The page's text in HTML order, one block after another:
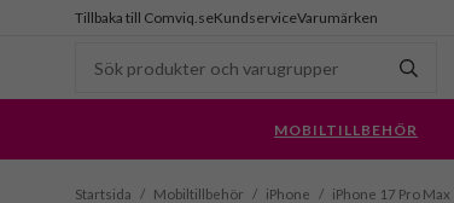
Tillbaka till Comviq.seKundserviceVarumärken
MOBILTILLBEHÖR
Startsida / Mobiltillbehör / iPhone / iPhone 17 Pro Max